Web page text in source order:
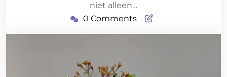
niet alleen…
0 Comments